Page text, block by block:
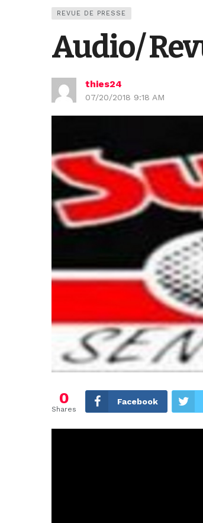
REVUE DE PRESSE
Audio/
thies24
07/20/2018 9:18 AM
0
Shares
Facebook